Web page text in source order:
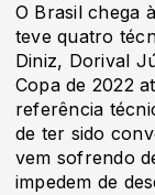
O Brasil chega
teve quatro
Diniz, Dorival
Copa de 2022
referência
de ter sido
vem sofrendo
impedem de